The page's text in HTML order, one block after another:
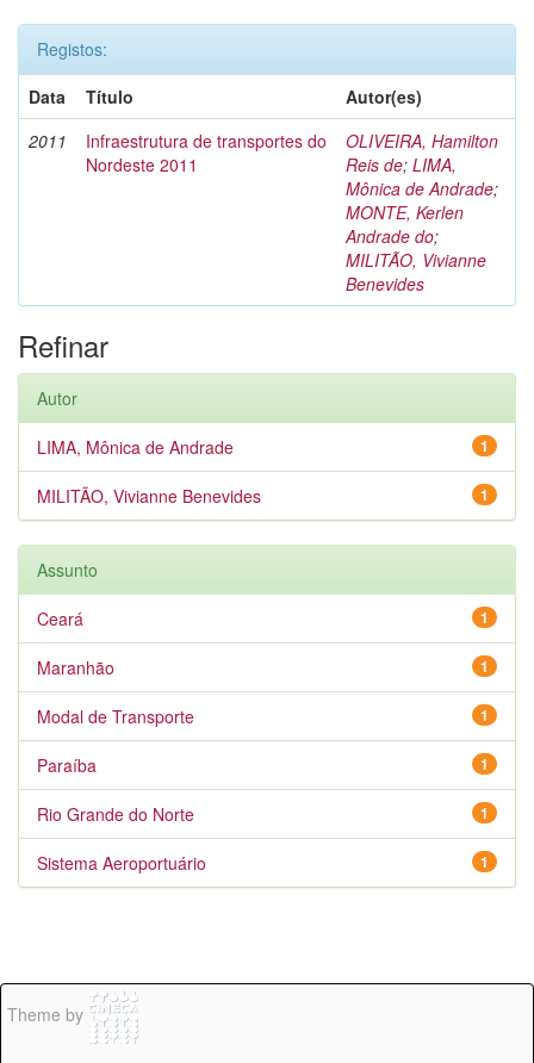
Registos:
Data
Título
Autor(es)
2011
Infraestrutura de transportes do
Nordeste 2011
OLIVEIRA, Hamilton
Reis de; LIMA,
Mônica de Andrade;
MONTE, Kerlen
Andrade do;
MILITÃO, Vivianne
Benevides
Refinar
Autor
1
LIMA, Mônica de Andrade
1
MILITÃO, Vivianne Benevides
Assunto
1
Ceará
1
Maranhão
1
Modal de Transporte
1
Paraíba
1
Rio Grande do Norte
1
Sistema Aeroportuário
Theme by